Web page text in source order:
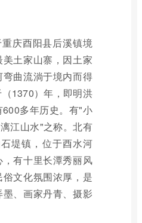
庆酉阳县后溪镇境
土家山寨，因土家
曲流淌于境内而得
1370）年，即明洪
多年历史。有"小
江山水"之称。北有
堤镇，位于酉水河
有十里长潭秀丽风
文化氛围浓厚，是
、画家丹青、摄影